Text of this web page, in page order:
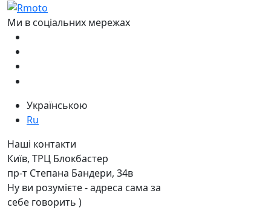
Ми в соціальних мережах
Українською
Ru
Наші контакти
Київ, ТРЦ Блокбастер
пр-т Степана Бандери, 34в
Ну ви розумієте - адреса сама за
себе говорить )